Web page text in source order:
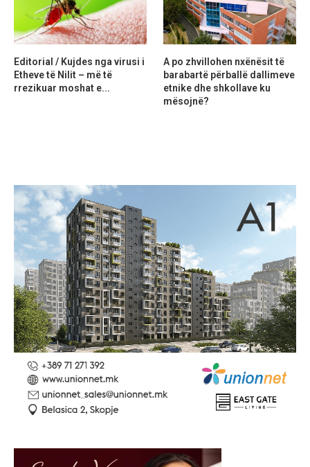
Editorial / Kujdes nga virusi i
Etheve të Nilit – më të
rrezikuar moshat e...
A po zhvillohen nxënësit të
barabartë përballë dallimeve
etnike dhe shkollave ku
mësojnë?